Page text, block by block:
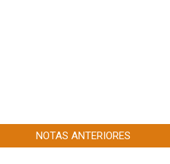
NOTAS ANTERIORES